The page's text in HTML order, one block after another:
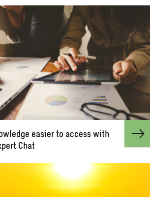
eas­ier to ac­cess with
Chat